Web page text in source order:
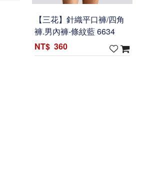
【三花】針織平口褲/四角
褲.男內褲-條紋藍 6634
360